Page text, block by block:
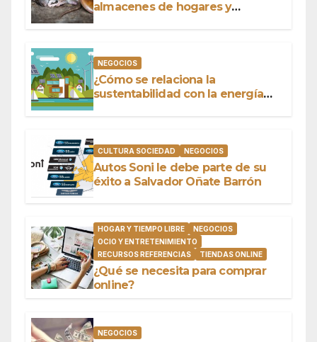
almacenes de hogares y
NEGOCIOS
¿Cómo se relaciona la
sustentabilidad con la energía
CULTURA SOCIEDAD NEGOCIOS
Autos Soni le debe parte de su
éxito a Salvador Oñate Barrón
HOGAR Y TIEMPO LIBRE
NEGOCIOS
OCIO Y ENTRETENIMIENTO
RECURSOS REFERENCIAS
TIENDAS ONLINE
¿Qué se necesita para comprar
online?
NEGOCIOS